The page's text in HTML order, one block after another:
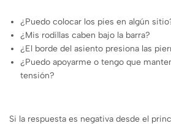
¿Puedo colocar los pies en algún
¿Mis rodillas caben bajo la barra?
¿El borde del asiento presiona las
¿Puedo apoyarme o tengo que
tensión?
Si la respuesta es negativa desde el